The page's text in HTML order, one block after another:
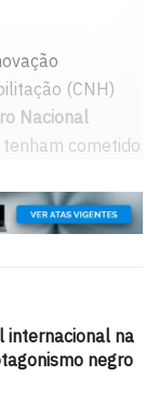
(CNH)
Nacional
tenham cometido
dezembro de
o alcance
internacional na
negro